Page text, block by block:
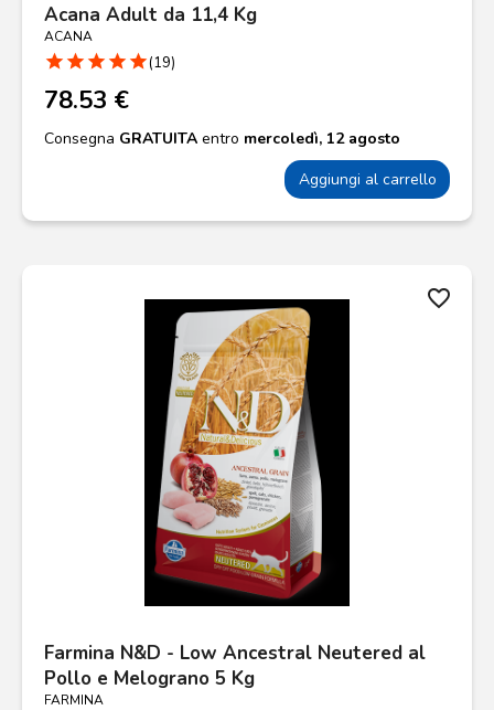
Acana Adult da 11,4 Kg
ACANA
star star star star star(19)
78.53 €
Consegna GRATUITA entro mercoledì, 12 agosto
Aggiungi al carrello
favorite_border
Farmina N&D - Low Ancestral Neutered al
Pollo e Melograno 5 Kg
FARMINA